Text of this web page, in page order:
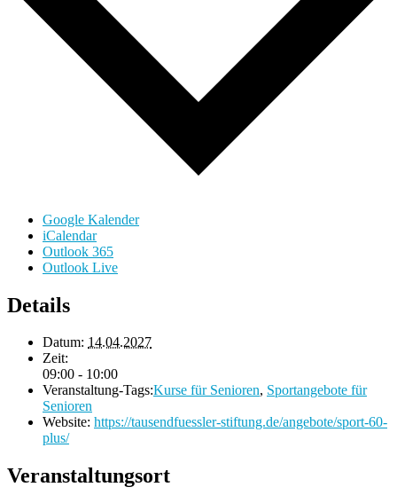
Google Kalender
iCalendar
Outlook 365
Outlook Live
Details
Datum: 14.04.2027
Zeit:
09:00 - 10:00
Veranstaltung-Tags:Kurse für Senioren, Sportangebote für
Senioren
Website: https://tausendfuessler-stiftung.de/angebote/sport-60-
plus/
Veranstaltungsort